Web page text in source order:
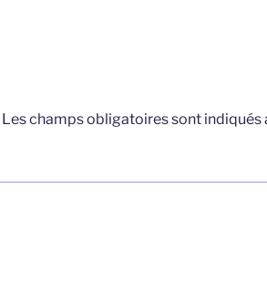
Les champs obligatoires sont indiqués